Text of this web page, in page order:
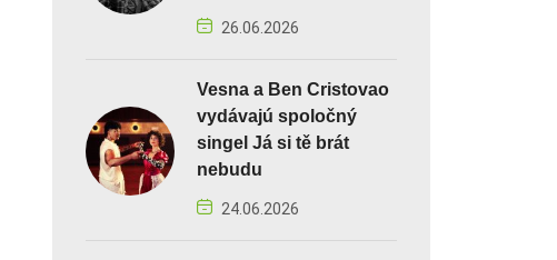
26.06.2026
Vesna a Ben Cristovao
vydávajú spoločný
singel Já si tě brát
nebudu
24.06.2026